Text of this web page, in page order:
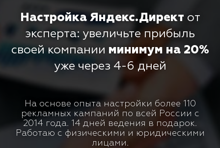
Настройка Яндекс.Директ от
эксперта: увеличьте прибыль
своей компании минимум на 20%
уже через 4-6 дней
На основе опыта настройки более 110
рекламных кампаний по всей России с
2014 года. 14 дней ведения в подарок.
Работаю с физическими и юридическими
лицами.